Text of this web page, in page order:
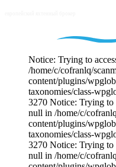
Notice: Trying to
/home/c/cofranlq/
content/plugins/
taxonomies/class-
3270 Notice: Trying to
null in /home/c/
content/plugins/
taxonomies/class-
3270 Notice: Trying to
null in /home/c/